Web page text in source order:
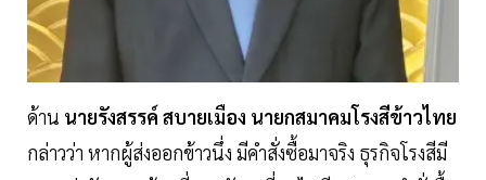
ด้าน นายรังสรรค์ สบายเมือง นายกสมาคมโรงสีข้าวไทย
กล่าวว่า หากผู้ส่งออกข้าวนึ่ง มีคำสั่งซื้อมาจริง ธุรกิจโรงสีมี